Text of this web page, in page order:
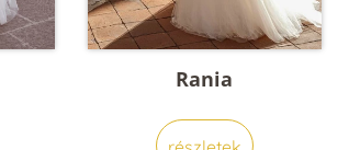
Rania